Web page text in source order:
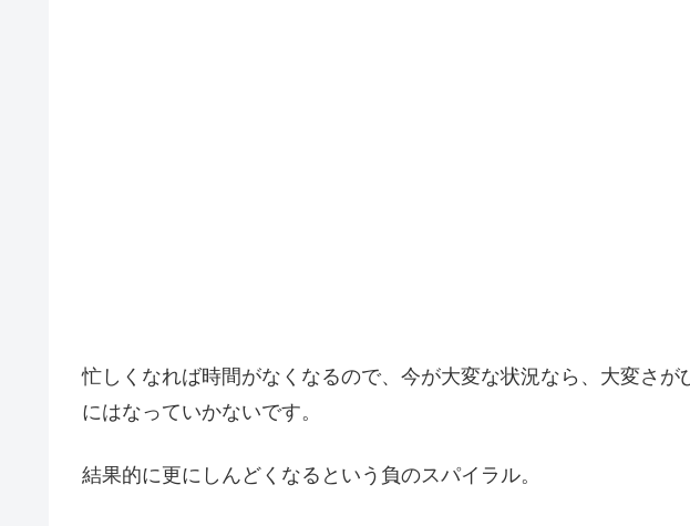
忙しくなれば時間がなくなるので、今が大変な状況なら、大変さが
にはなっていかないです。
結果的に更にしんどくなるという負のスパイラル。